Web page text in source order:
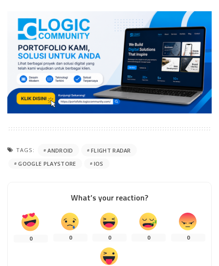
TAGS: ANDROID
FLIGHT RADAR
GOOGLE PLAYSTORE
IOS
What’s your reaction?
0 0 0 0 0